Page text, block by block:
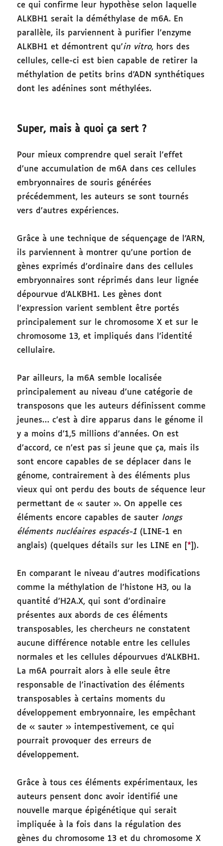
ce qui confirme leur hypothèse selon laquelle
ALKBH1 serait la déméthylase de m6A. En
parallèle, ils parviennent à purifier l’enzyme
ALKBH1 et démontrent qu’in vitro, hors des
cellules, celle-ci est bien capable de retirer la
méthylation de petits brins d’ADN synthétiques
dont les adénines sont méthylées.
Super, mais à quoi ça sert ?
Pour mieux comprendre quel serait l’effet
d’une accumulation de m6A dans ces cellules
embryonnaires de souris générées
précédemment, les auteurs se sont tournés
vers d’autres expériences.
Grâce à une technique de séquençage de l’ARN,
ils parviennent à montrer qu’une portion de
gènes exprimés d’ordinaire dans des cellules
embryonnaires sont réprimés dans leur lignée
dépourvue d’ALKBH1. Les gènes dont
l’expression varient semblent être portés
principalement sur le chromosome X et sur le
chromosome 13, et impliqués dans l’identité
cellulaire.
Par ailleurs, la m6A semble localisée
principalement au niveau d’une catégorie de
transposons que les auteurs définissent comme
jeunes… c’est à dire apparus dans le génome il
y a moins d’1,5 millions d’années. On est
d’accord, ce n’est pas si jeune que ça, mais ils
sont encore capables de se déplacer dans le
génome, contrairement à des éléments plus
vieux qui ont perdu des bouts de séquence leur
permettant de « sauter ». On appelle ces
éléments encore capables de sauter longs
éléments nucléaires espacés-1 (LINE-1 en
anglais) (quelques détails sur les LINE en [ * ]).
En comparant le niveau d’autres modifications
comme la méthylation de l’histone H3, ou la
quantité d’H2A.X, qui sont d’ordinaire
présentes aux abords de ces éléments
transposables, les chercheurs ne constatent
aucune différence notable entre les cellules
normales et les cellules dépourvues d’ALKBH1.
La m6A pourrait alors à elle seule être
responsable de l’inactivation des éléments
transposables à certains moments du
développement embryonnaire, les empêchant
de « sauter » intempestivement, ce qui
pourrait provoquer des erreurs de
développement.
Grâce à tous ces éléments expérimentaux, les
auteurs pensent donc avoir identifié une
nouvelle marque épigénétique qui serait
impliquée à la fois dans la régulation des
gènes du chromosome 13 et du chromosome X